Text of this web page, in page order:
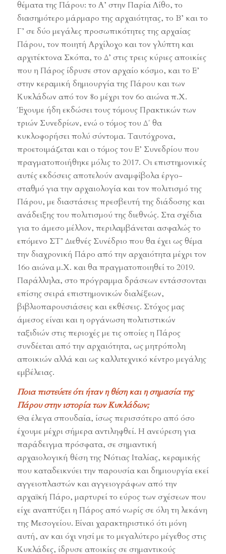
θέματα της Πάρου: το Α’ στην Παρία Λίθο, το
διασημότερο μάρμαρο της αρχαιότητας, το Β’ και το
Γ’ σε δύο μεγάλες προσωπικότητες της αρχαίας
Πάρου, τον ποιητή Αρχίλοχο και τον γλύπτη και
αρχιτέκτονα Σκόπα, το Δ’ στις τρεις κύριες αποικίες
που η Πάρος ίδρυσε στον αρχαίο κόσμο, και το Ε’
στην κεραμική δημιουργία της Πάρου και των
Κυκλάδων από τον 8ο μέχρι τον 6ο αιώνα π.Χ.
Έχουμε ήδη εκδώσει τους τόμους Πρακτικών των
τριών Συνεδρίων, ενώ ο τόμος του Δ΄ θα
κυκλοφορήσει πολύ σύντομα. Ταυτόχρονα,
προετοιμάζεται και ο τόμος του Ε’ Συνεδρίου που
πραγματοποιήθηκε μόλις το 2017. Οι επιστημονικές
αυτές εκδόσεις αποτελούν αναμφίβολα έργο-
σταθμό για την αρχαιολογία και τον πολιτισμό της
Πάρου, με διαστάσεις πρεσβευτή της διάδοσης και
ανάδειξης του πολιτισμού της διεθνώς. Στα σχέδια
για το άμεσο μέλλον, περιλαμβάνεται ασφαλώς το
επόμενο ΣΤ’ Διεθνές Συνέδριο που θα έχει ως θέμα
την διαχρονική Πάρο από την αρχαιότητα μέχρι τον
16ο αιώνα μ.Χ. και θα πραγματοποιηθεί το 2019.
Παράλληλα, στο πρόγραμμα δράσεων εντάσσονται
επίσης σειρά επιστημονικών διαλέξεων,
βιβλιοπαρουσιάσεις και εκθέσεις. Στόχος μας
άμεσος είναι και η οργάνωση πολιτιστικών
ταξιδιών στις περιοχές με τις οποίες η Πάρος
συνδέεται από την αρχαιότητα, ως μητρόπολη
αποικιών αλλά και ως καλλιτεχνικό κέντρο μεγάλης
εμβέλειας.
Ποια πιστεύετε ότι ήταν η θέση και η σημασία της
Πάρου στην ιστορία των Κυκλάδων;
Θα έλεγα σπουδαία, ίσως περισσότερο από όσο
έχουμε μέχρι σήμερα αντιληφθεί. Η ανεύρεση για
παράδειγμα πρόσφατα, σε σημαντική
αρχαιολογική θέση της Νότιας Ιταλίας, κεραμικής
που καταδεικνύει την παρουσία και δημιουργία εκεί
αγγειοπλαστών και αγγειογράφων από την
αρχαϊκή Πάρο, μαρτυρεί το εύρος των σχέσεων που
είχε αναπτύξει η Πάρος από νωρίς σε όλη τη λεκάνη
της Μεσογείου. Είναι χαρακτηριστικό ότι μόνη
αυτή, αν και όχι νησί με το μεγαλύτερο μέγεθος στις
Κυκλάδες, ίδρυσε αποικίες σε σημαντικούς